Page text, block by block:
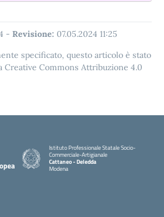
- Revisione: 07.05.2024 11:25
specificato, questo articolo è stato
Creative Commons Attribuzione 4.0
Istituto Professionale Statale Socio-
Commerciale-Artigianale
Cattaneo - Deledda
Modena